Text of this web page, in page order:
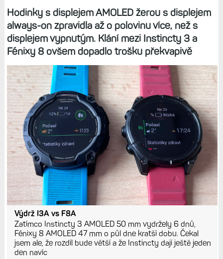
Hodinky s displejem AMOLED žerou s displejem
always-on zpravidla až o polovinu více, než s
displejem vypnutým. Klání mezi Instincty 3 a
Fénixy 8 ovšem dopadlo trošku překvapivě
Výdrž I3A vs F8A
Zatímco Instincty 3 AMOLED 50 mm vydržely 6 dnů,
Fénixy 8 AMOLED 47 mm o půl dne kratší dobu. Čekal
jsem ale, že rozdíl bude větší a že Instincty dají ještě jeden
den navíc